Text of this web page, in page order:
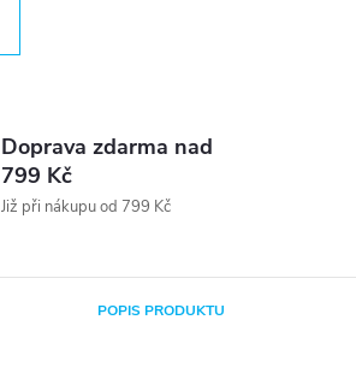
Doprava zdarma nad
799 Kč
Již při nákupu od 799 Kč
POPIS PRODUKTU